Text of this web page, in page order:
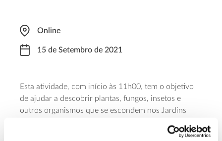
Online
15 de Setembro de 2021
Esta atividade, com início às 11h00, tem o objetivo
de ajudar a descobrir plantas, fungos, insetos e
outros organismos que se escondem nos Jardins
visibilidade da biodiversidade “urbana”. A iniciativa,